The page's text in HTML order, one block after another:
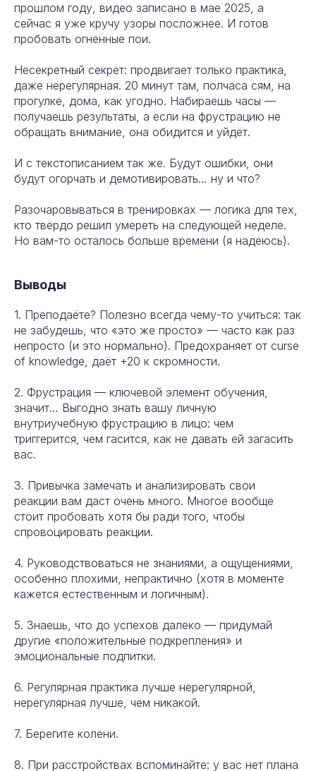
прошлом году, видео записано в мае 2025, а
сейчас я уже кручу узоры посложнее. И готов
пробовать огненные пои.
Несекретный секрет: продвигает только практика,
даже нерегулярная. 20 минут там, полчаса сям, на
прогулке, дома, как угодно. Набираешь часы —
получаешь результаты, а если на фрустрацию не
обращать внимание, она обидится и уйдёт.
И с текстописанием так же. Будут ошибки, они
будут огорчать и демотивировать… ну и что?
Разочаровываться в тренировках — логика для тех,
кто твёрдо решил умереть на следующей неделе.
Но вам-то осталось больше времени (я надеюсь).
Выводы
1. Преподаёте? Полезно всегда чему-то учиться: так
не забудешь, что «это же просто» — часто как раз
непросто (и это нормально). Предохраняет oт curse
of knowledge, даёт +20 к скромности.
2. Фрустрация — ключевой элемент обучения,
значит… Выгодно знать вашу личную
внутриучебную фрустрацию в лицо: чем
триггерится, чем гасится, как не давать ей загасить
вас.
3. Привычка замечать и анализировать свои
реакции вам даст очень много. Многое вообще
стоит пробовать хотя бы ради того, чтобы
спровоцировать реакции.
4. Руководствоваться не знаниями, а ощущениями,
особенно плохими, непрактично (хотя в моменте
кажется естественным и логичным).
5. Знаешь, что до успехов далеко — придумай
другие «положительные подкрепления» и
эмоциональные подпитки.
6. Регулярная практика лучше нерегулярной,
нерегулярная лучше, чем никакой.
7. Берегите колени.
8. При расстройствах вспоминайте: у вас нет плана